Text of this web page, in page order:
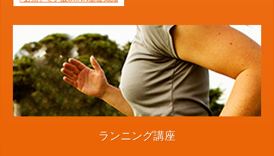
ランニング講座